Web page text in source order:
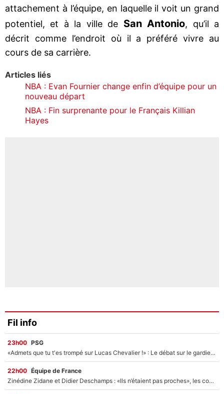
attachement à l’équipe, en laquelle il voit un grand
potentiel, et à la ville de San Antonio, qu’il a
décrit comme l’endroit où il a préféré vivre au
cours de sa carrière.
Articles liés
NBA : Evan Fournier change enfin d’équipe pour un
nouveau départ
NBA : Fin surprenante pour le Français Killian
Hayes
Fil info
23h00 PSG
«Admets que tu t'es trompé sur Lucas Chevalier !» : Le débat sur le gardien du PSG vire au clash à l'After Foot
22h00 Équipe de France
Zinédine Zidane et Didier Deschamps : «Ils n’étaient pas proches», les confidences d’un membre de l’équipe de France 1998 sur leur relation spéciale